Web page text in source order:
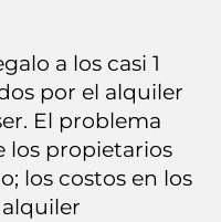
a los casi 1
por el alquiler
El problema
los propietarios
los costos en los